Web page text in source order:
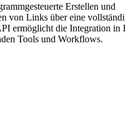
Erstellen und
von Links über eine
ermöglicht die Integration in
Tools und Workflows.